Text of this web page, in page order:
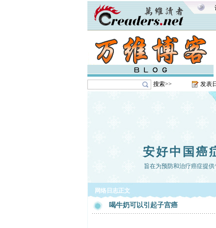
搜索>> 发表
安好中国癌
旨在为预防和治疗癌症提供
网络日志正文
喝牛奶可以引起子宫癌